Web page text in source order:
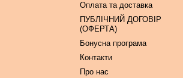
Оплата та доставка
ПУБЛІЧНИЙ ДОГОВІР
(ОФЕРТА)
Бонусна програма
Контакти
Про нас